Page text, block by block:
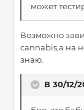
может
Возможно
cannabis,а на
знаю.
В 30/12/